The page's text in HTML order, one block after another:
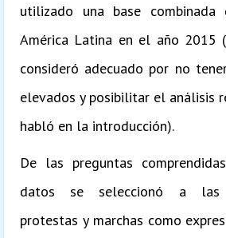
utilizado una base
América Latina en el año 2015
consideró adecuado por no
elevados y posibilitar el análisis
habló en la introducción).
De las preguntas
datos se seleccionó a las
protestas y marchas como